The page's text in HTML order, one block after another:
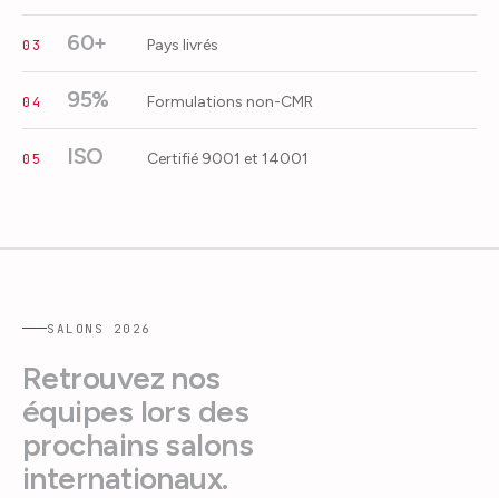
03 60+ Pays livrés
04 95% Formulations non-CMR
05 ISO Certifié 9001 et 14001
SALONS 2026
Retrouvez nos
équipes lors des
prochains salons
internationaux.